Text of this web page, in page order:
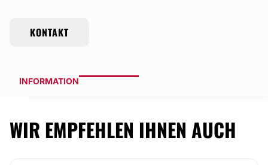
KONTAKT
INFORMATION
WIR EMPFEHLEN IHNEN AUCH